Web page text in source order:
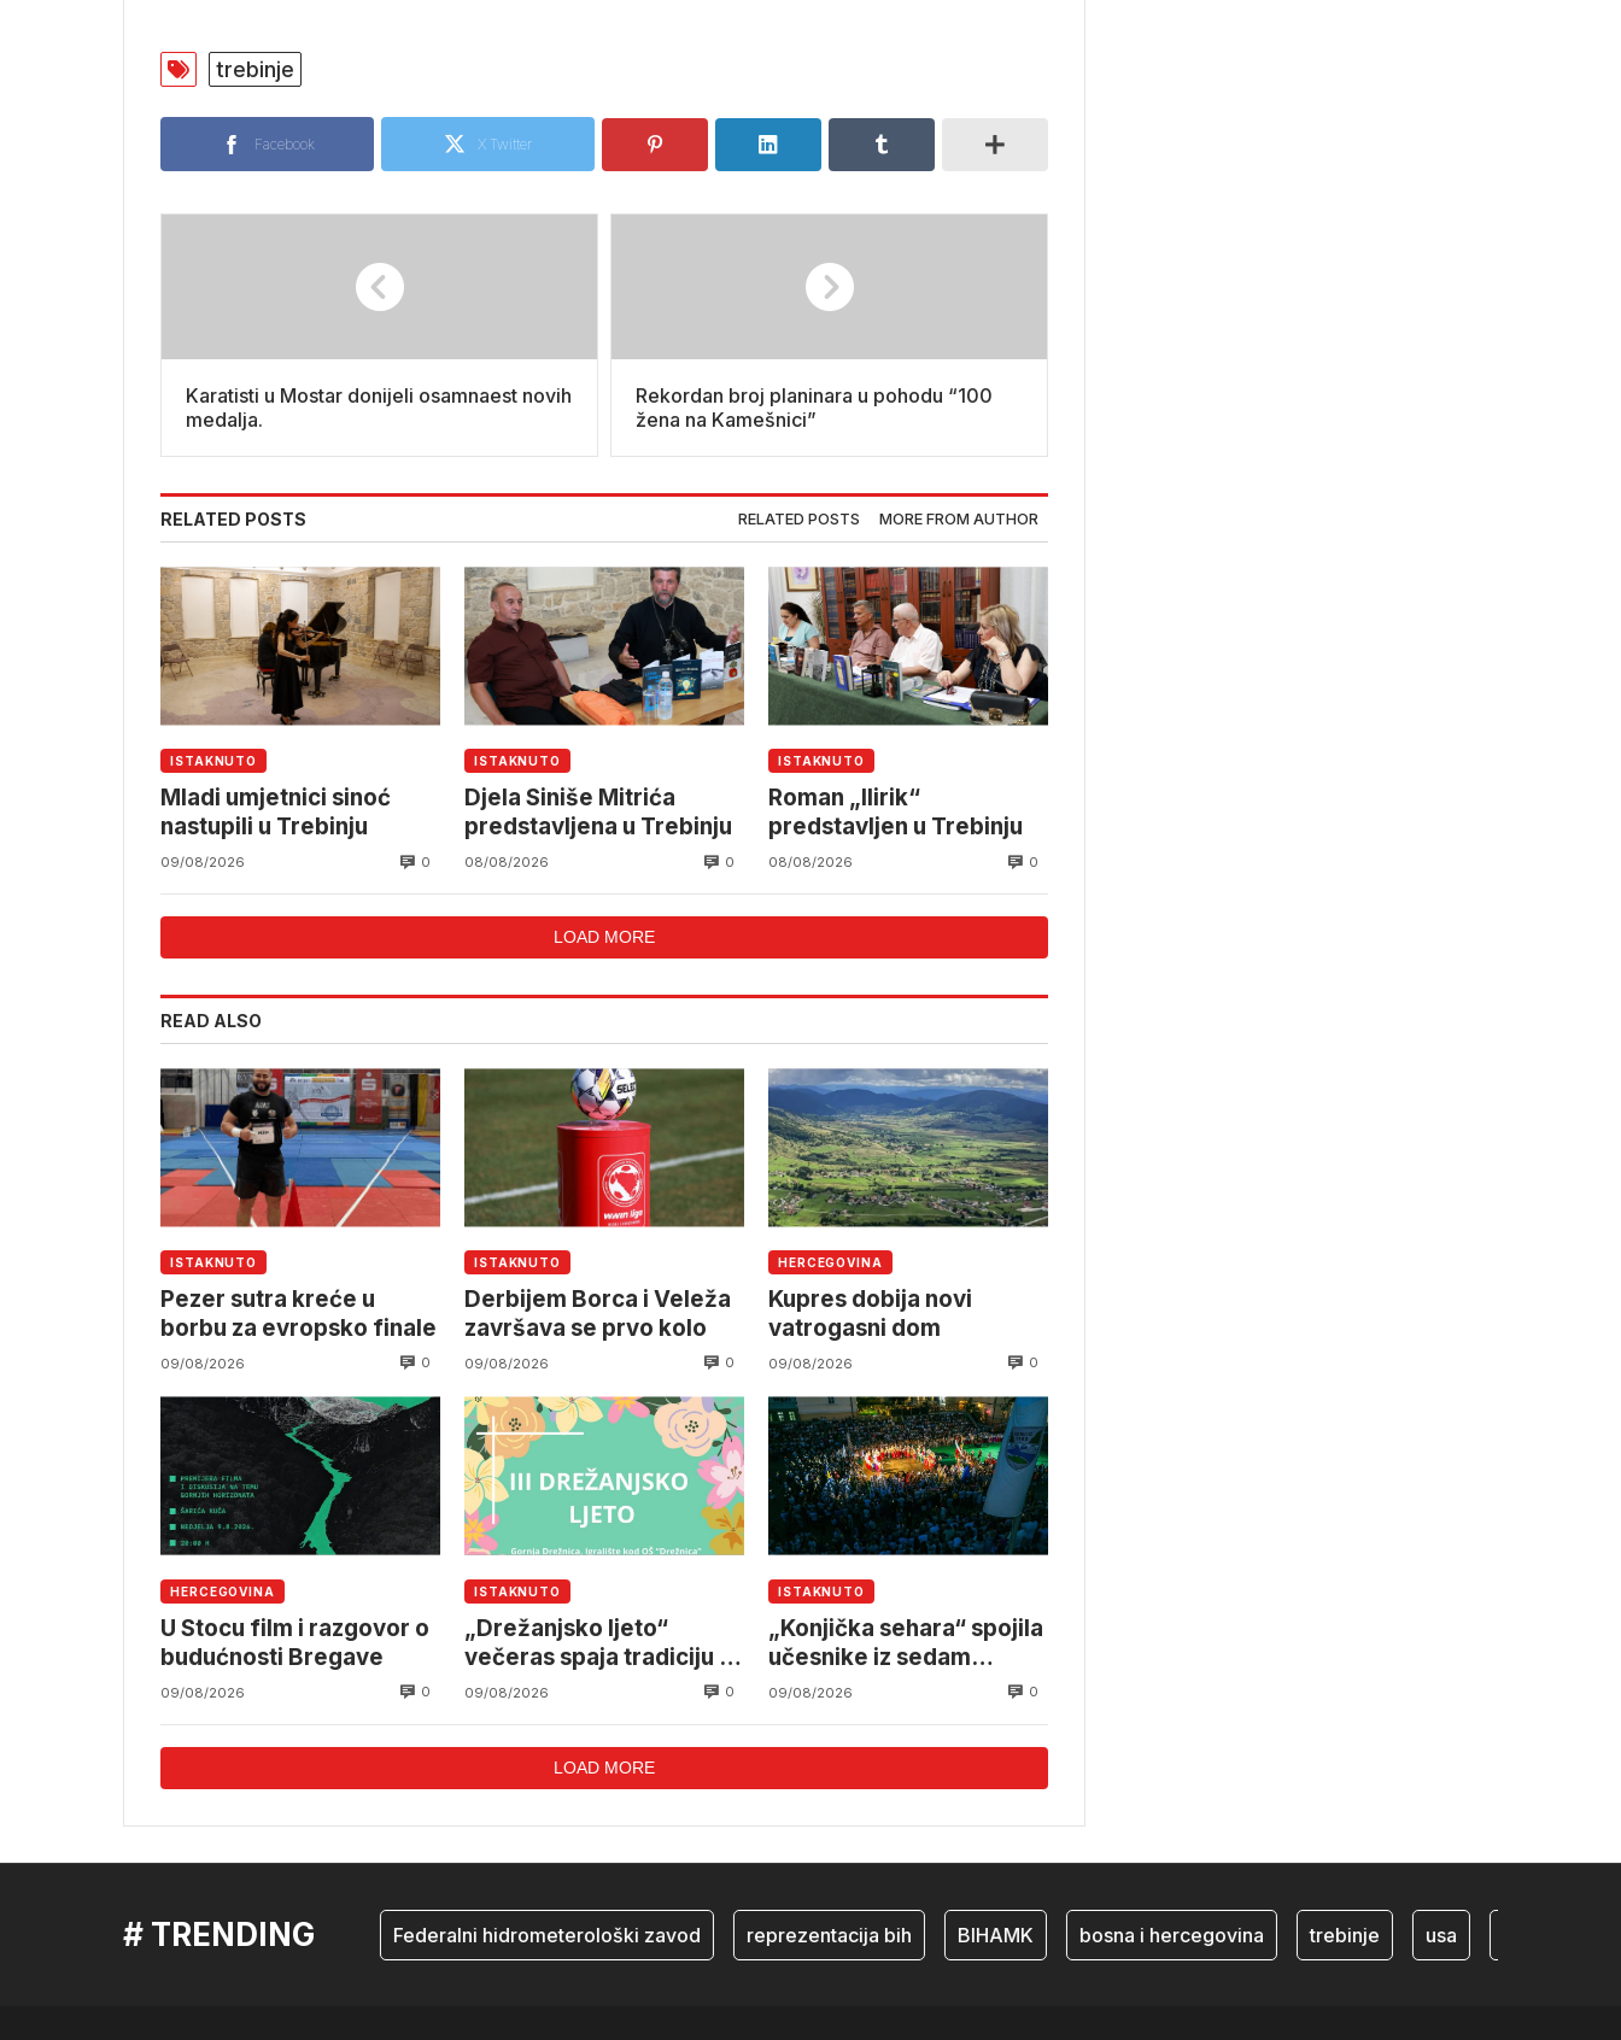
trebinje
Facebook X Twitter
Karatisti u Mostar donijeli osamnaest novih
medalja.
Rekordan broj planinara u pohodu “100
žena na Kamešnici”
RELATED POSTS RELATED POSTS MORE FROM AUTHOR
ISTAKNUTO
Mladi umjetnici sinoć
nastupili u Trebinju
09/08/2026 0
ISTAKNUTO
Djela Siniše Mitrića
predstavljena u Trebinju
08/08/2026 0
ISTAKNUTO
Roman „Ilirik“
predstavljen u Trebinju
08/08/2026 0
LOAD MORE
READ ALSO
ISTAKNUTO
Pezer sutra kreće u
borbu za evropsko finale
09/08/2026 0
ISTAKNUTO
Derbijem Borca i Veleža
završava se prvo kolo
09/08/2026 0
HERCEGOVINA
Kupres dobija novi
vatrogasni dom
09/08/2026 0
HERCEGOVINA
U Stocu film i razgovor o
budućnosti Bregave
09/08/2026 0
ISTAKNUTO
„Drežanjsko ljeto“
večeras spaja tradiciju i
humanost
09/08/2026 0
ISTAKNUTO
„Konjička sehara“ spojila
učesnike iz sedam
zemalja
09/08/2026 0
LOAD MORE
# TRENDING
mostar Federalni hidrometerološki zavod reprezentacija bih BIHAMK bosna i hercegovina trebinje usa